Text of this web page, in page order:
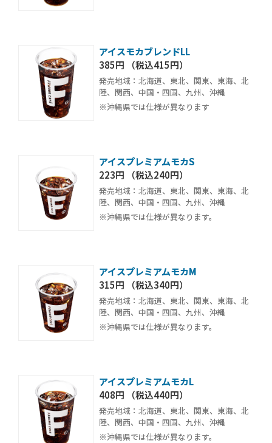
アイスモカブレンドLL
385円 （税込415円）
発売地域：北海道、東北、関東、東海、北
陸、関西、中国・四国、九州、沖縄
※沖縄県では仕様が異なります
アイスプレミアムモカS
223円 （税込240円）
発売地域：北海道、東北、関東、東海、北
陸、関西、中国・四国、九州、沖縄
※沖縄県では仕様が異なります。
アイスプレミアムモカM
315円 （税込340円）
発売地域：北海道、東北、関東、東海、北
陸、関西、中国・四国、九州、沖縄
※沖縄県では仕様が異なります。
アイスプレミアムモカL
408円 （税込440円）
発売地域：北海道、東北、関東、東海、北
陸、関西、中国・四国、九州、沖縄
※沖縄県では仕様が異なります。